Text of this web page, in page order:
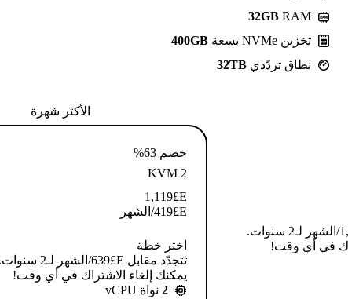
32GB RAM
تخزين NVMe بسعة
400GB
نطاق تردّدي 32TB
الأكثر شهرة
خصم 63%
KVM 2
E£
1,119
E£
419/الشهر
اختر خطة
تتجدّد مقابل E£⁦639⁩/الشهر لـ2 سنوات.
يمكنك إلغاء الاشتراك في أي وقت!
2 نواة vCPU
تتجدّد مقابل E£⁦1,279⁩/الشهر لـ2 سنوات.
في أي وقت!